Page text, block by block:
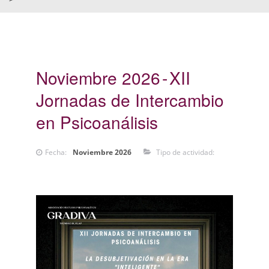
Noviembre 2026 XII
Jornadas de Intercambio
en Psicoanálisis
Fecha: Noviembre 2026 Tipo de actividad: